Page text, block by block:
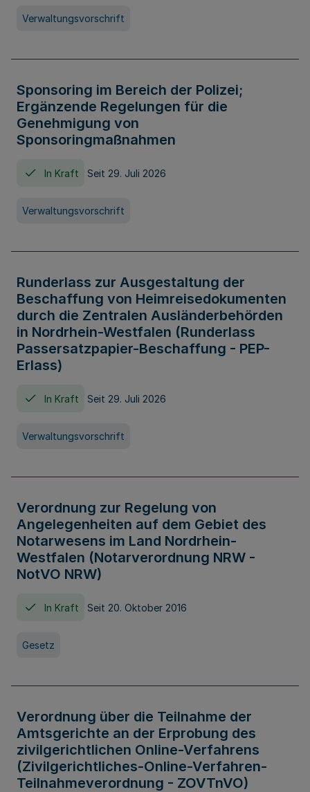
Verwaltungsvorschrift
Sponsoring im Bereich der Polizei;
Ergänzende Regelungen für die
Genehmigung von
Sponsoringmaßnahmen
In Kraft Seit 29. Juli 2026
Verwaltungsvorschrift
Runderlass zur Ausgestaltung der
Beschaffung von Heimreisedokumenten
durch die Zentralen Ausländerbehörden
in Nordrhein-Westfalen (Runderlass
Passersatzpapier-Beschaffung - PEP-
Erlass)
In Kraft Seit 29. Juli 2026
Verwaltungsvorschrift
Verordnung zur Regelung von
Angelegenheiten auf dem Gebiet des
Notarwesens im Land Nordrhein-
Westfalen (Notarverordnung NRW -
NotVO NRW)
In Kraft Seit 20. Oktober 2016
Gesetz
Verordnung über die Teilnahme der
Amtsgerichte an der Erprobung des
zivilgerichtlichen Online-Verfahrens
(Zivilgerichtliches-Online-Verfahren-
Teilnahmeverordnung - ZOVTnVO)